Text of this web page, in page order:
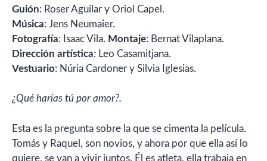
Guión: Roser Aguilar y Oriol Capel.
Música: Jens Neumaier.
Fotografía: Isaac Vila. Montaje: Bernat Vilaplana.
Dirección artística: Leo Casamitjana.
Vestuario: Núria Cardoner y Silvia Iglesias.
¿Qué harías tú por amor?.
Esta es la pregunta sobre la que se cimenta la película.
Tomás y Raquel, son novios, y ahora por que ella así lo
quiere, se van a vivir juntos. Él es atleta, ella trabaja en